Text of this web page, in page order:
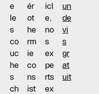
e
le
s
co
uc
he
s
ch
ér
ot
he
rm
ie
co
ns
ist
icl
e,
no
s
ex
pe
rts
ex
un
de
vi
s
gr
at
uit